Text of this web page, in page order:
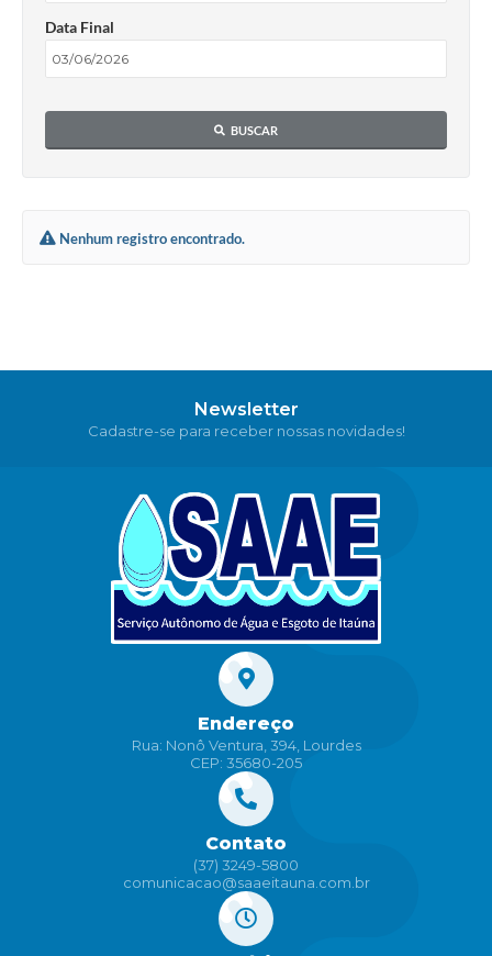
Data Final
BUSCAR
Nenhum registro encontrado.
Newsletter
Cadastre-se para receber nossas novidades!
Endereço
Rua: Nonô Ventura, 394, Lourdes
CEP: 35680-205
Contato
(37) 3249-5800
comunicacao@saaeitauna.com.br